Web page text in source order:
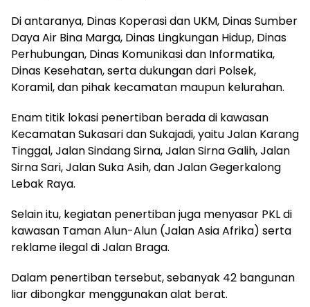
Di antaranya, Dinas Koperasi dan UKM, Dinas Sumber
Daya Air Bina Marga, Dinas Lingkungan Hidup, Dinas
Perhubungan, Dinas Komunikasi dan Informatika,
Dinas Kesehatan, serta dukungan dari Polsek,
Koramil, dan pihak kecamatan maupun kelurahan.
Enam titik lokasi penertiban berada di kawasan
Kecamatan Sukasari dan Sukajadi, yaitu Jalan Karang
Tinggal, Jalan Sindang Sirna, Jalan Sirna Galih, Jalan
Sirna Sari, Jalan Suka Asih, dan Jalan Gegerkalong
Lebak Raya.
Selain itu, kegiatan penertiban juga menyasar PKL di
kawasan Taman Alun-Alun (Jalan Asia Afrika) serta
reklame ilegal di Jalan Braga.
Dalam penertiban tersebut, sebanyak 42 bangunan
liar dibongkar menggunakan alat berat.